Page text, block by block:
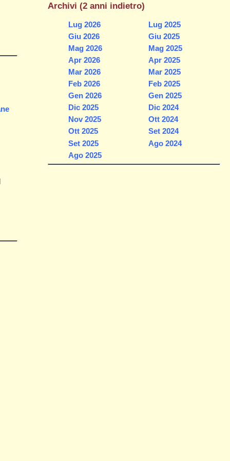
Archivi (2 anni indietro)
Lug 2026
Giu 2026
Mag 2026
Apr 2026
Mar 2026
Feb 2026
Gen 2026
Dic 2025
Nov 2025
Ott 2025
Set 2025
Ago 2025
Lug 2025
Giu 2025
Mag 2025
Apr 2025
Mar 2025
Feb 2025
Gen 2025
Dic 2024
Ott 2024
Set 2024
Ago 2024